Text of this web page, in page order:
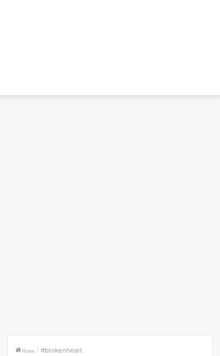
Home / #brokenheart